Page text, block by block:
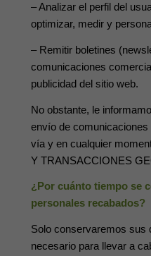
– Analizar el perfil del
optimizar, medir y
– Remitir boletines
comunicaciones
publicidad del sitio web.
No obstante, le
envío de
vía y en cualquier
Y TRANSACCIONES
¿Por cuánto tiempo se
personales recabados?
Solo conservaremos sus
necesario para llevar a